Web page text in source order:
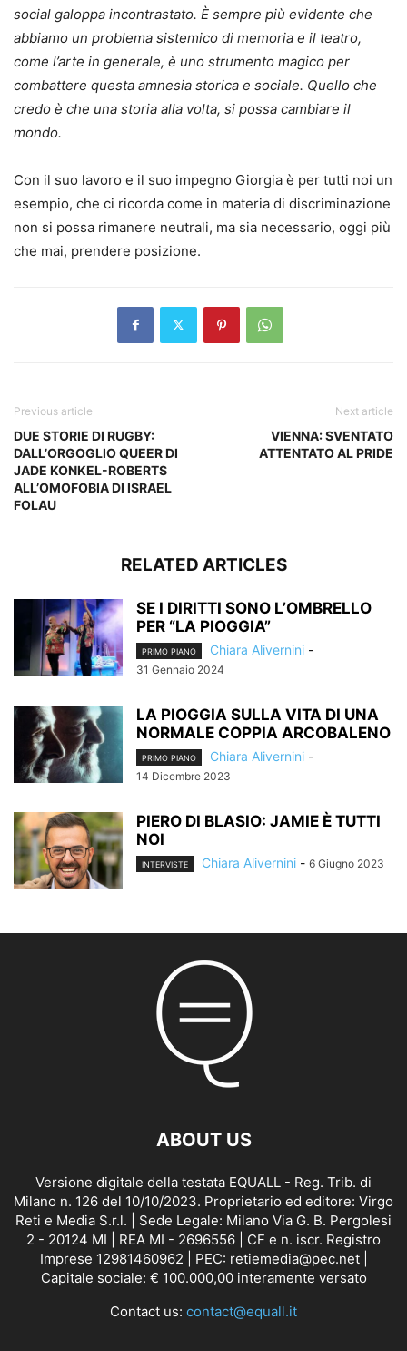
social galoppa incontrastato. È sempre più evidente che
abbiamo un problema sistemico di memoria e il teatro,
come l’arte in generale, è uno strumento magico per
combattere questa amnesia storica e sociale. Quello che
credo è che una storia alla volta, si possa cambiare il
mondo.
Con il suo lavoro e il suo impegno Giorgia è per tutti noi un
esempio, che ci ricorda come in materia di discriminazione
non si possa rimanere neutrali, ma sia necessario, oggi più
che mai, prendere posizione.
Previous article
DUE STORIE DI RUGBY:
DALL’ORGOGLIO QUEER DI
JADE KONKEL-ROBERTS
ALL’OMOFOBIA DI ISRAEL
FOLAU
Next article
VIENNA: SVENTATO
ATTENTATO AL PRIDE
RELATED ARTICLES
SE I DIRITTI SONO L’OMBRELLO
PER “LA PIOGGIA”
PRIMO PIANO Chiara Alivernini -
31 Gennaio 2024
LA PIOGGIA SULLA VITA DI UNA
NORMALE COPPIA ARCOBALENO
PRIMO PIANO Chiara Alivernini -
14 Dicembre 2023
PIERO DI BLASIO: JAMIE È TUTTI
NOI
INTERVISTE Chiara Alivernini - 6 Giugno 2023
ABOUT US
Versione digitale della testata EQUALL - Reg. Trib. di
Milano n. 126 del 10/10/2023. Proprietario ed editore: Virgo
Reti e Media S.r.l. | Sede Legale: Milano Via G. B. Pergolesi
2 - 20124 MI | REA MI - 2696556 | CF e n. iscr. Registro
Imprese 12981460962 | PEC: retiemedia@pec.net |
Capitale sociale: € 100.000,00 interamente versato
Contact us: contact@equall.it